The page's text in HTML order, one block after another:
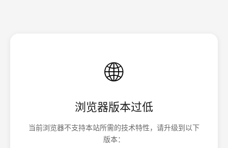
🌐
浏览器版本过低
当前浏览器不支持本站所需的技术特性，请升级到以下
版本：